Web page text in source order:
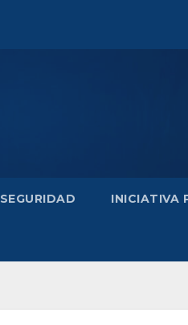
SEGURIDAD INICIATIVA